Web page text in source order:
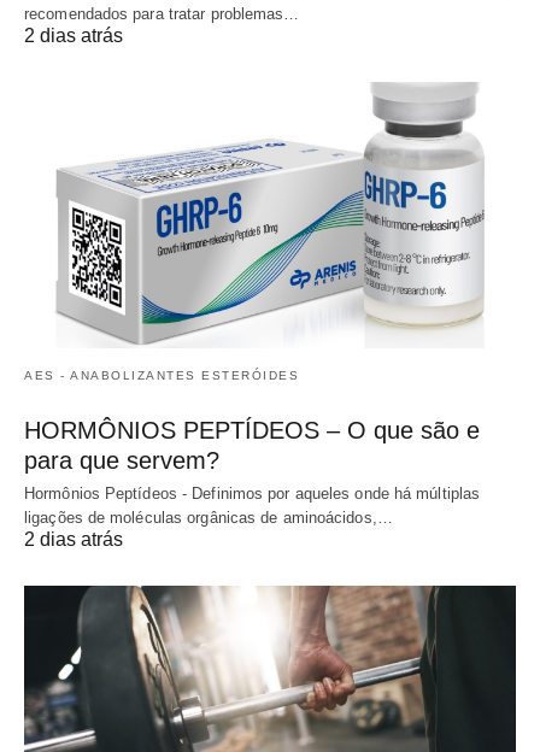
recomendados para tratar problemas…
2 dias atrás
AES - ANABOLIZANTES ESTERÓIDES
HORMÔNIOS PEPTÍDEOS – O que são e
para que servem?
Hormônios Peptídeos - Definimos por aqueles onde há múltiplas
ligações de moléculas orgânicas de aminoácidos,…
2 dias atrás